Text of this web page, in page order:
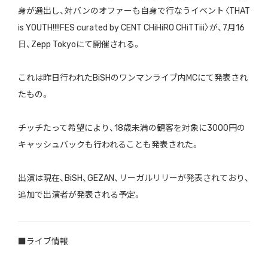
身が選出し、対バンのオファーも自身で行なうイベント〈THAT
is YOUTH!!!!FES curated by CENT CHiHiRO CHiTTiii〉が、7月16
日、Zepp Tokyoにて開催される。
これは昨日行われたBiSHのワンマンライブ内MCにて発表され
たもの。
チッチたって希望により、18歳未満の観客を対象に3000円の
キャッシュバックも行われることも発表された。
出演は現在、BiSH、GEZAN、リーガルリリーが発表されており、
追加で出演者が発表される予定。
■ライブ情報